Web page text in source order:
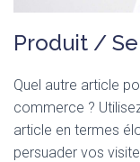
Produit /
Quel autre article
commerce ?
article en termes
persuader vos